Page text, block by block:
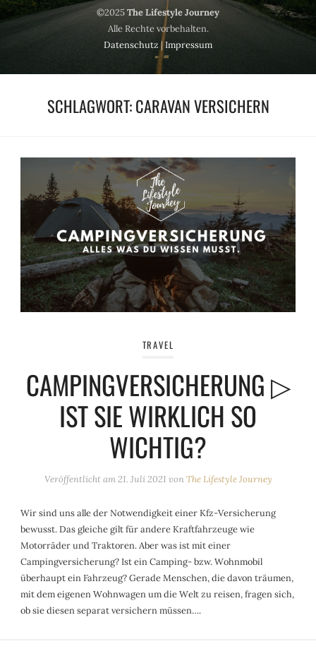
©2025The Lifestyle Journey
Alle Rechte vorbehalten.
Datenschutz|Impressum
SCHLAGWORT:CARAVAN VERSICHERN
TRAVEL
CAMPINGVERSICHERUNG ▷
IST SIE WIRKLICH SO
WICHTIG?
Veröffentlicht am21. Juli 2021 vonThe Lifestyle Journey
Wir sind uns alle der Notwendigkeit einer Kfz-Versicherung
bewusst. Das gleiche gilt für andere Kraftfahrzeuge wie
Motorräder und Traktoren. Aber was ist mit einer
Campingversicherung? Ist ein Camping- bzw. Wohnmobil
überhaupt ein Fahrzeug? Gerade Menschen, die davon träumen,
mit dem eigenen Wohnwagen um die Welt zu reisen, fragen sich,
ob sie diesen separat versichern müssen….